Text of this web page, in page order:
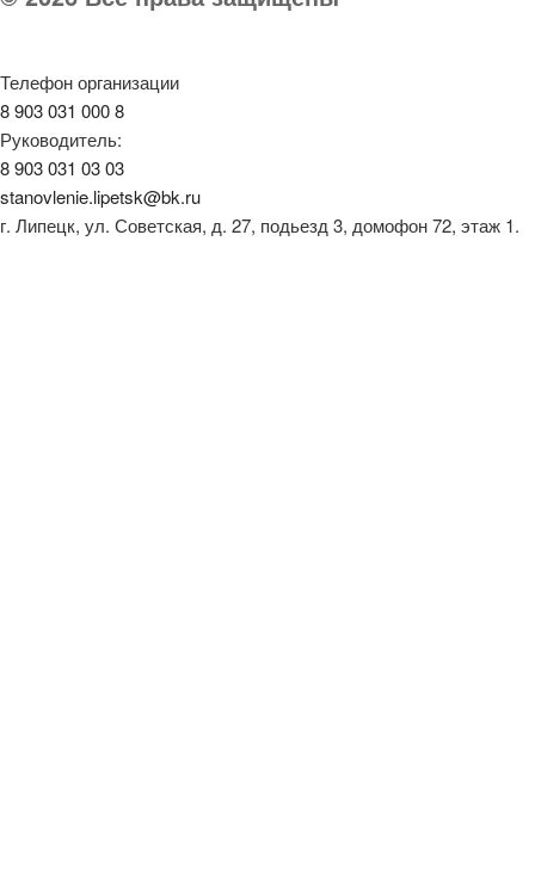
Телефон организации
8 903 031 000 8
Руководитель:
8 903 031 03 03
stanovlenie.lipetsk@bk.ru
г. Липецк, ул. Советская, д. 27, подьезд 3, домофон 72, этаж 1.